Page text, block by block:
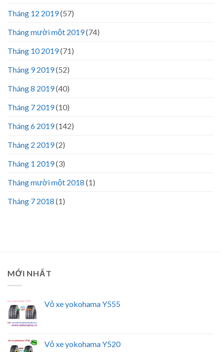
Tháng 12 2019(57)
Tháng mười một 2019(74)
Tháng 10 2019(71)
Tháng 9 2019(52)
Tháng 8 2019(40)
Tháng 7 2019(10)
Tháng 6 2019(142)
Tháng 2 2019(2)
Tháng 1 2019(3)
Tháng mười một 2018 (1)
Tháng 7 2018 (1)
MỚI NHẤT
Vỏ xe yokohama Y555
Vỏ xe yokohama Y520